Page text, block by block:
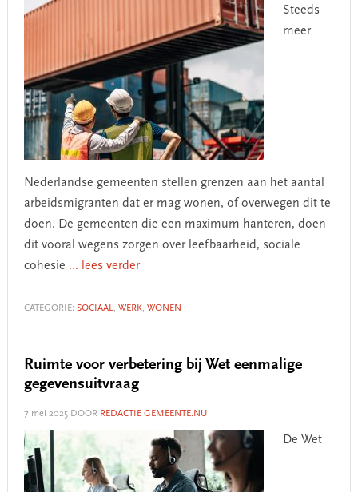
Steeds
meer
Nederlandse gemeenten stellen grenzen aan het aantal
arbeidsmigranten dat er mag wonen, of overwegen dit te
doen. De gemeenten die een maximum hanteren, doen
dit vooral wegens zorgen over leefbaarheid, sociale
cohesie ... lees verder
CATEGORIE: SOCIAAL, WERK, WONEN
Ruimte voor verbetering bij Wet eenmalige
gegevensuitvraag
7 mei 2025DOOR REDACTIE GEMEENTE.NU
De Wet